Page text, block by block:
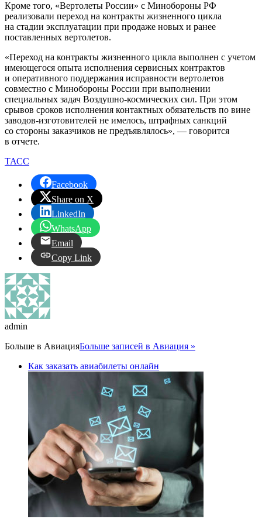
Кроме того, «Вертолеты России» с Минобороны РФ
реализовали переход на контракты жизненного цикла
на стадии эксплуатации при продаже новых и ранее
поставленных вертолетов.
«Переход на контракты жизненного цикла выполнен с учетом
имеющегося опыта исполнения сервисных контрактов
и оперативного поддержания исправности вертолетов
совместно с Минобороны России при выполнении
специальных задач Воздушно-космических сил. При этом
срывов сроков исполнения контактных обязательств по вине
заводов-изготовителей не имелось, штрафных санкций
со стороны заказчиков не предъявлялось», — говорится
в отчете.
ТАСС
Facebook
Share on X
LinkedIn
WhatsApp
Email
Copy Link
admin
Больше в АвиацияБольше записей в Авиация »
Как заказать авиабилеты онлайн